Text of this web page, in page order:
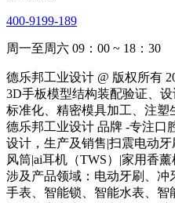
400-9199-189
周一至周六 09：00 ~ 18：30
德乐邦工业设计 @ 版权所有
3D手板模型结构装配验证、
标准化、精密模具加工、注塑
德乐邦工业设计 品牌 -专注口
设计，生产及销售|扫震电动
风筒|ai耳机（TWS）|家用香薰
涉及产品领域：电动牙刷、
手表、智能锁、智能水表、